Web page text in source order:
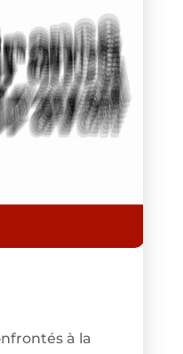
à la